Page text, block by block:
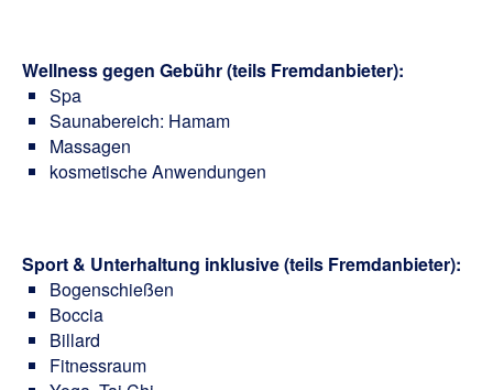
Wellness gegen Gebühr (teils Fremdanbieter):
Spa
Saunabereich: Hamam
Massagen
kosmetische Anwendungen
Sport & Unterhaltung inklusive (teils Fremdanbieter):
Bogenschießen
Boccia
Billard
Fitnessraum